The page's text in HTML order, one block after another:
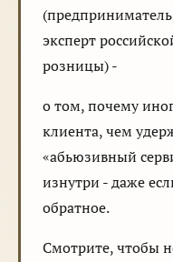
эксперт
розницы) -
о том, почему
клиента, чем
«абьюзивный
изнутри - даже
обратное.
Смотрите, чтобы